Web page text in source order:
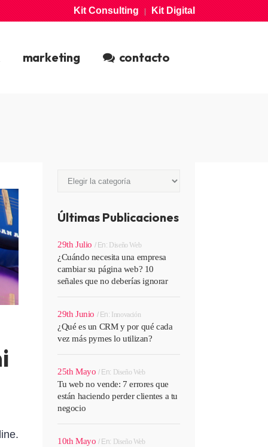
Kit Consulting|Kit Digital
marketing contacto
CONSTRUIMOS
tecnologia
Categorías
Últimas Publicaciones
29th Julio En: Diseño Web
¿Cuándo necesita una empresa
cambiar su página web? 10
señales que no deberías ignorar
29th Junio En: Innovación
¿Qué es un CRM y por qué cada
vez más pymes lo utilizan?
25th Mayo En: Diseño Web
Tu web no vende: 7 errores que
están haciendo perder clientes a tu
negocio
10th Mayo En: Diseño Web